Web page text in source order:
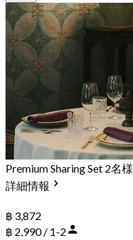
Premium Sharing Set 2名様
詳細情報
฿ 3,872
฿ 2,990 / 1-2